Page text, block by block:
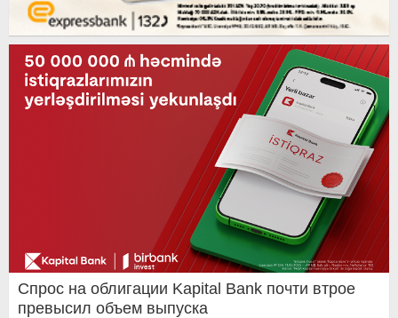
Спрос на облигации Kapital Bank почти втрое
превысил объем выпуска